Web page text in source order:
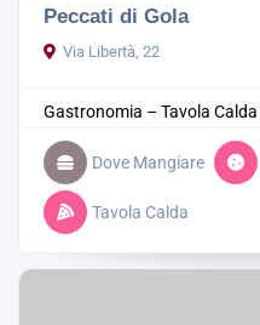
Peccati di Gola
Via Libertà, 22
Gastronomia – Tavola Calda
Dove Mangiare
Tavola Calda